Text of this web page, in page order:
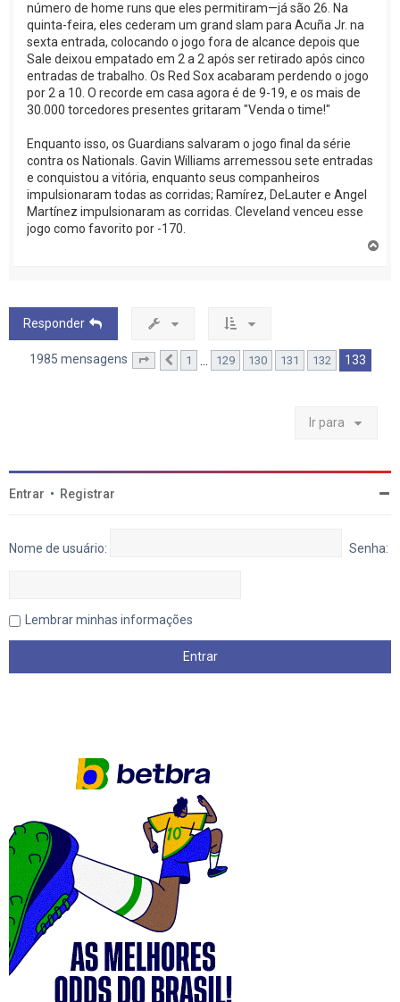
número de home runs que eles permitiram—já são 26. Na
quinta-feira, eles cederam um grand slam para Acuña Jr. na
sexta entrada, colocando o jogo fora de alcance depois que
Sale deixou empatado em 2 a 2 após ser retirado após cinco
entradas de trabalho. Os Red Sox acabaram perdendo o jogo
por 2 a 10. O recorde em casa agora é de 9-19, e os mais de
30.000 torcedores presentes gritaram "Venda o time!"
Enquanto isso, os Guardians salvaram o jogo final da série
contra os Nationals. Gavin Williams arremessou sete entradas
e conquistou a vitória, enquanto seus companheiros
impulsionaram todas as corridas; Ramírez, DeLauter e Angel
Martínez impulsionaram as corridas. Cleveland venceu esse
jogo como favorito por -170.
Responder
1985 mensagens Página133de133
Anterior
1 129 130 131 132 133
Ir para
Entrar • Registrar
Nome de usuário: Senha:
Lembrar minhas informações